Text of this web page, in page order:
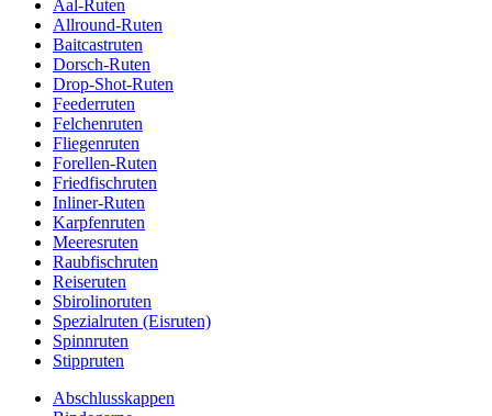
Aal-Ruten
Allround-Ruten
Baitcastruten
Dorsch-Ruten
Drop-Shot-Ruten
Feederruten
Felchenruten
Fliegenruten
Forellen-Ruten
Friedfischruten
Inliner-Ruten
Karpfenruten
Meeresruten
Raubfischruten
Reiseruten
Sbirolinoruten
Spezialruten (Eisruten)
Spinnruten
Stippruten
Abschlusskappen